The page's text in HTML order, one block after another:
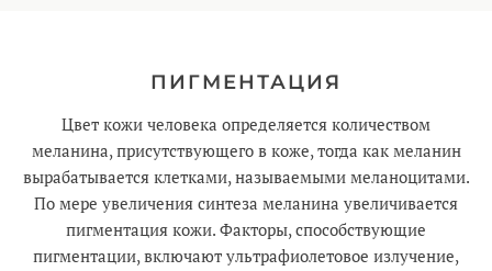
ПИГМЕНТАЦИЯ
Цвет кожи человека определяется количеством
меланина, присутствующего в коже, тогда как меланин
вырабатывается клетками, называемыми меланоцитами.
По мере увеличения синтеза меланина увеличивается
пигментация кожи. Факторы, способствующие
пигментации, включают ультрафиолетовое излучение,